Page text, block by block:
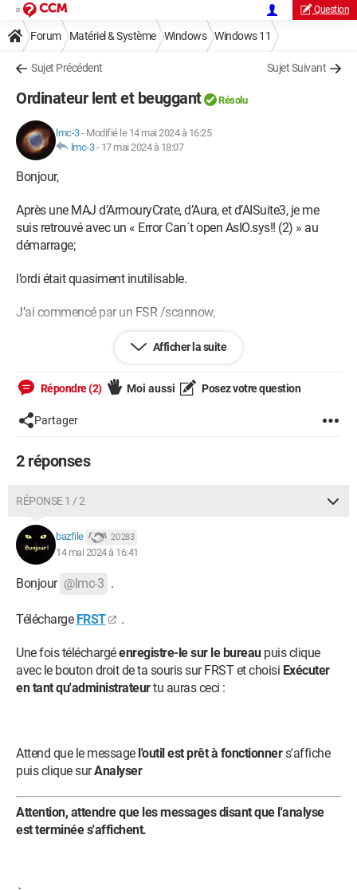
Question
Forum Matériel & Système Windows Windows 11
Sujet Précédent Sujet Suivant
Ordinateur lent et beuggant Résolu
lmc-3- Modifié le 14 mai 2024 à 16:25
lmc-3- 17 mai 2024 à 18:07
Bonjour,
Après une MAJ d’ArmouryCrate, d’Aura, et d’AISuite3, je me
suis retrouvé avec un « Error Can´t open AsIO.sys!! (2) » au
démarrage;
l’ordi était quasiment inutilisable.
J’ai commencé par un FSR /scannow,
suivi d’un DISM /Online /Cleanup-Image /ScanHealth;
Sans succès.
J’ai ensuite installé ASIO4ALL, sans succès.
jour, nettoyé les restes de fichiers, passé un cheak-up avec
retenté un Scannow et un DISM
L’erreur ne s’affiche plus et l’ordinateur est un peu plus rapide
(ça m’a pris 6h)
je n’ai pas d’autre idée
merci
Afficher la suite
Répondre (2) Moi aussi Posez votre question
Partager
2 réponses
RÉPONSE 1 / 2
bazfile 20 283
14 mai 2024 à 16:41
Bonjour @lmc-3 .
Télécharge FRST .
Une fois téléchargéenregistre-le sur le bureaupuis clique
avec le bouton droit de ta souris sur FRST et choisi Exécuter
en tant qu'administrateurtu auras ceci :
Attend que le message l'outil est prêt à fonctionners'affiche
puis clique surAnalyser
Attention, attendre que les messages disant que l'analyse
est terminée s'affichent.